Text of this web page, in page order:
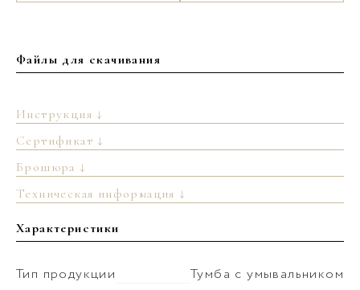
Файлы для скачивания
Инструкция ↓
Сертификат ↓
Брошюра ↓
Техническая информация ↓
Характеристики
Тип продукции
Тумба с умывальником